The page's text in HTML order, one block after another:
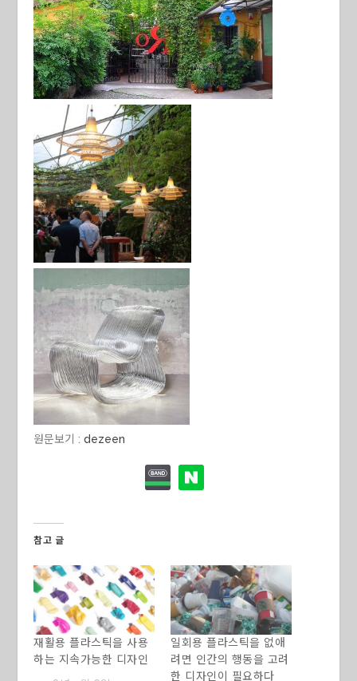
원문보기 :dezeen
참고 글
재활용 플라스틱을 사용
하는 지속가능한 디자인
일회용 플라스틱을 없애
려면 인간의 행동을 고려
한 디자인이 필요하다